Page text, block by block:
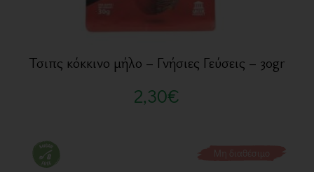
Τσιπς κόκκινο μήλο – Γνήσιες Γεύσεις – 30gr
2,30€
Μη διαθέσιμο